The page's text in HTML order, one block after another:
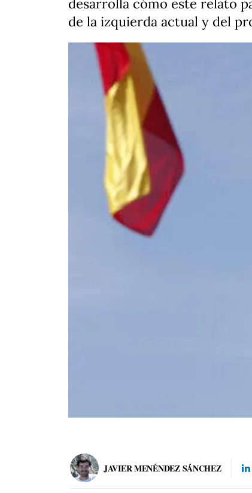
desarrolla cómo este relato
de la izquierda actual y del
JAVIER MENÉNDEZ SÁNCHEZ